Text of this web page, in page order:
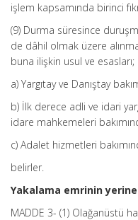
işlem kapsamında birinci
(9) Durma süresince
de dâhil olmak üzere
buna ilişkin usul ve esasları;
a) Yargıtay ve Danıştay
b) İlk derece adli ve idari
idare mahkemeleri
c) Adalet hizmetleri
belirler.
Yakalama emrinin
MADDE 3- (1) Olağanüstü